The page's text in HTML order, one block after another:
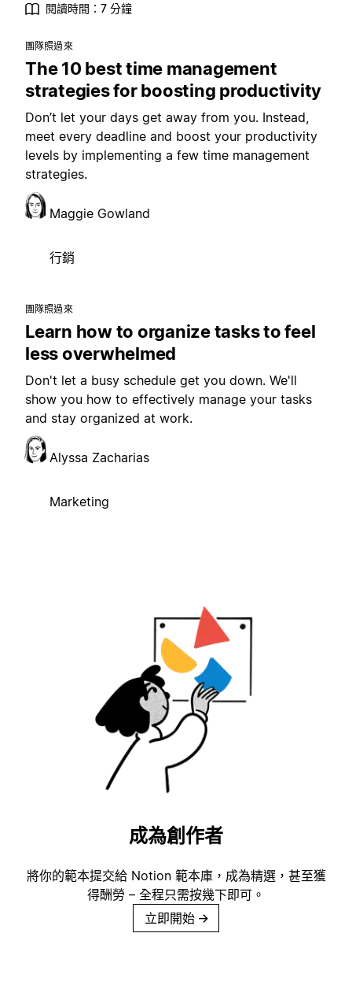
閱讀時間：7 分鐘
團隊照過來
The 10 best time management
strategies for boosting productivity
Don’t let your days get away from you. Instead,
meet every deadline and boost your productivity
levels by implementing a few time management
strategies.
Maggie Gowland
行銷
團隊照過來
Learn how to organize tasks to feel
less overwhelmed
Don't let a busy schedule get you down. We'll
show you how to effectively manage your tasks
and stay organized at work.
Alyssa Zacharias
Marketing
成為創作者
將你的範本提交給 Notion 範本庫，成為精選，甚至獲
得酬勞 – 全程只需按幾下即可。
立即開始 →